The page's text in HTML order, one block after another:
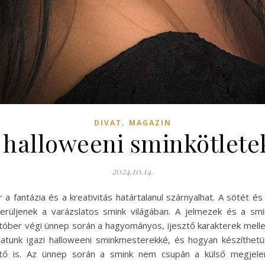
DIVAT , MAGAZIN
halloweeni
2024.10.14.
a fantázia és a kreativitás határtalanul szárnyalhat. A sötét
a varázslatos smink világában. A jelmezek és a
végi ünnep során a hagyományos, ijesztő karakterek
igazi halloweeni sminkmesterekké, és hogyan
is. Az ünnep során a smink nem csupán a külső